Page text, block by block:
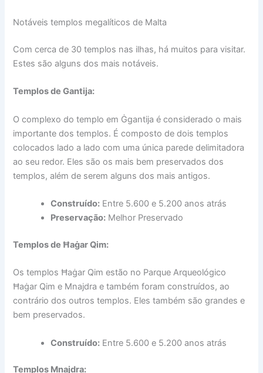
Notáveis ​​templos megalíticos de Malta
Com cerca de 30 templos nas ilhas, há muitos para visitar.
Estes são alguns dos mais notáveis.
Templos de Gantija:
O complexo do templo em Ġgantija é considerado o mais
importante dos templos. É composto de dois templos
colocados lado a lado com uma única parede delimitadora
ao seu redor. Eles são os mais bem preservados dos
templos, além de serem alguns dos mais antigos.
Construído: Entre 5.600 e 5.200 anos atrás
Preservação: Melhor Preservado
Templos de Ħaġar Qim:
Os templos Ħaġar Qim estão no Parque Arqueológico
Ħaġar Qim e Mnajdra e também foram construídos, ao
contrário dos outros templos. Eles também são grandes e
bem preservados.
Construído: Entre 5.600 e 5.200 anos atrás
Templos Mnajdra: